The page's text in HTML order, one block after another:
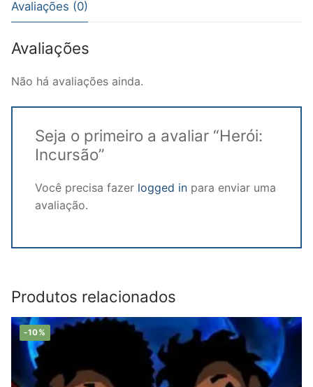
Avaliações (0)
Avaliações
Não há avaliações ainda.
Seja o primeiro a avaliar “Herói:
Incursão”
Você precisa fazer logged in para enviar uma
avaliação.
Produtos relacionados
-10%